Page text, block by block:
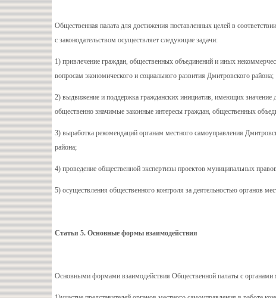
Общественная палата для достижения поставленных целей в соответствии
с законодательством осуществляет следующие задачи:
1) привлечение граждан, общественных объединений и иных
вопросам экономического и социального развития Дмитровского района;
2) выдвижение и поддержка гражданских инициатив, имеющих значение
общественно значимые законные интересы граждан, общественных
3) выработка рекомендаций органам местного самоуправления
района;
4) проведение общественной экспертизы проектов муниципальных
5) осуществления общественного контроля за деятельностью органов
Статья 5. Основные формы взаимодействия
Основными формами взаимодействия Общественной палаты с органами